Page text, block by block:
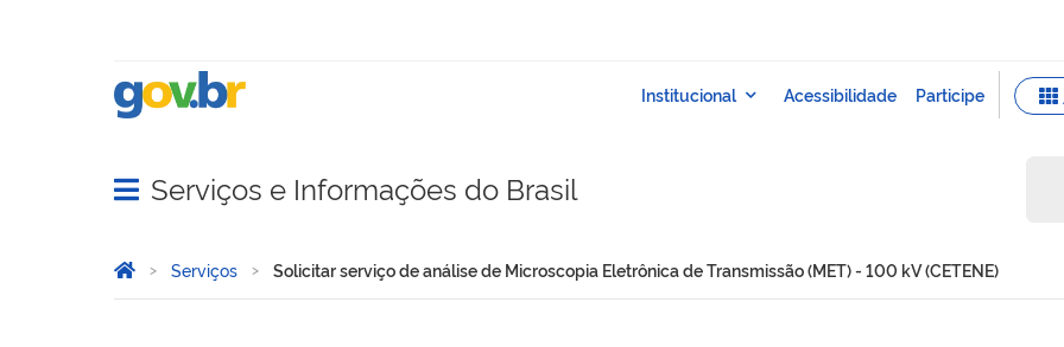
Abrir menu principal de navegação
Serviços e Informações do Brasil
Você está aqui:
Página Inicial
Serviços Solicitar serviço de análise de Microscopia Eletrônica de Transmissão (MET) - 100 kV (CETENE)